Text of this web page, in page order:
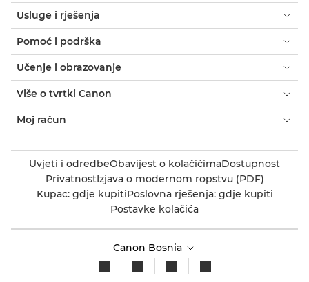
Usluge i rješenja
Pomoć i podrška
Učenje i obrazovanje
Više o tvrtki Canon
Moj račun
Uvjeti i odredbeObavijest o kolačićimaDostupnost
PrivatnostIzjava o modernom ropstvu (PDF)
Kupac: gdje kupitiPoslovna rješenja: gdje kupiti
Postavke kolačića
Canon Bosnia